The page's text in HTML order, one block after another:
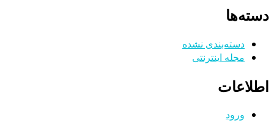
دسته‌ها
دسته‌بندی نشده
مجله اینترنتی
اطلاعات
ورود